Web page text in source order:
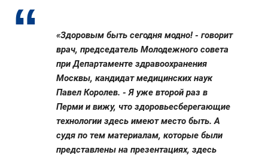
«Здоровым быть сегодня модно! - говорит
врач, председатель Молодежного совета
при Департаменте здравоохранения
Москвы, кандидат медицинских наук
Павел Королев. - Я уже второй раз в
Перми и вижу, что здоровьесберегающие
технологии здесь имеют место быть. А
судя по тем материалам, которые были
представлены на презентациях, здесь